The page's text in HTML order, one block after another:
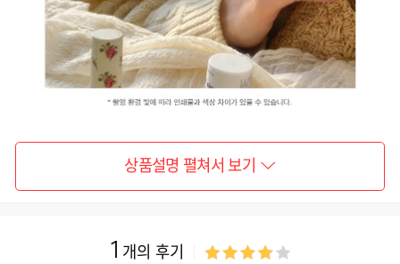
상품설명 펼쳐서 보기
1 개의 후기